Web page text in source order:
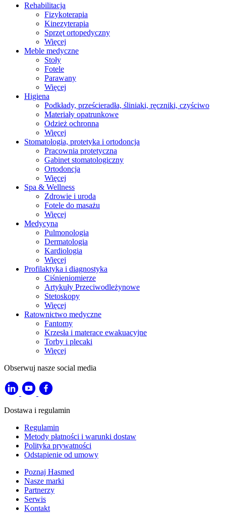
Rehabilitacja
Fizykoterapia
Kinezyterapia
Sprzęt ortopedyczny
Więcej
Meble medyczne
Stoły
Fotele
Parawany
Więcej
Higiena
Podkłady, prześcieradła, śliniaki, ręczniki, czyściwo
Materiały opatrunkowe
Odzież ochronna
Więcej
Stomatologia, protetyka i ortodoncja
Pracownia protetyczna
Gabinet stomatologiczny
Ortodoncja
Więcej
Spa & Wellness
Zdrowie i uroda
Fotele do masażu
Więcej
Medycyna
Pulmonologia
Dermatologia
Kardiologia
Więcej
Profilaktyka i diagnostyka
Ciśnieniomierze
Artykuły Przeciwodleżynowe
Stetoskopy
Więcej
Ratownictwo medyczne
Fantomy
Krzesła i materace ewakuacyjne
Torby i plecaki
Więcej
Obserwuj nasze social media
Dostawa i regulamin
Regulamin
Metody płatności i warunki dostaw
Polityka prywatności
Odstąpienie od umowy
Poznaj Hasmed
Nasze marki
Partnerzy
Serwis
Kontakt